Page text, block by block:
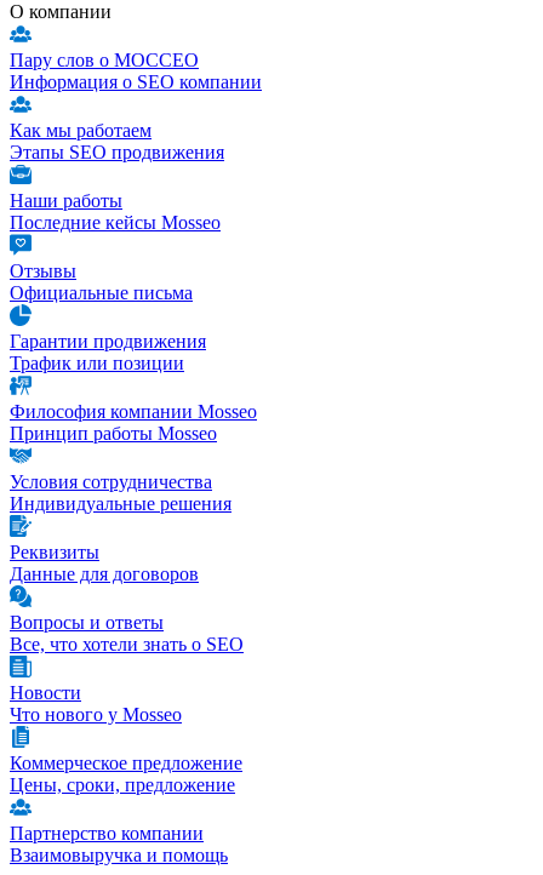
О компании
Пару слов о МОССЕО
Информация о SEO компании
Как мы работаем
Этапы SEO продвижения
Наши работы
Последние кейсы Mosseo
Отзывы
Официальные письма
Гарантии продвижения
Трафик или позиции
Философия компании Mosseo
Принцип работы Mosseo
Условия сотрудничества
Индивидуальные решения
Реквизиты
Данные для договоров
Вопросы и ответы
Все, что хотели знать о SEO
Новости
Что нового у Mosseo
Коммерческое предложение
Цены, сроки, предложение
Партнерство компании
Взаимовыручка и помощь